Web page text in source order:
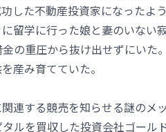
した不動産投資家になったよ
留学に行った娘と妻のいない
の重圧から抜け出せずにいた
産み育てていた。
連する競売を知らせる謎のメ
ルを買収した投資会社ゴール